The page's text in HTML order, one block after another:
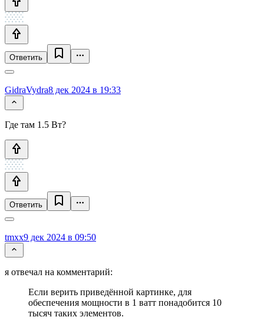
Ответить
GidraVydra8 дек 2024 в 19:33
Где там 1.5 Вт?
Ответить
tmxx9 дек 2024 в 09:50
я отвечал на комментарий:
Если верить приведённой картинке, для
обеспечения мощности в 1 ватт понадобится 10
тысяч таких элементов.